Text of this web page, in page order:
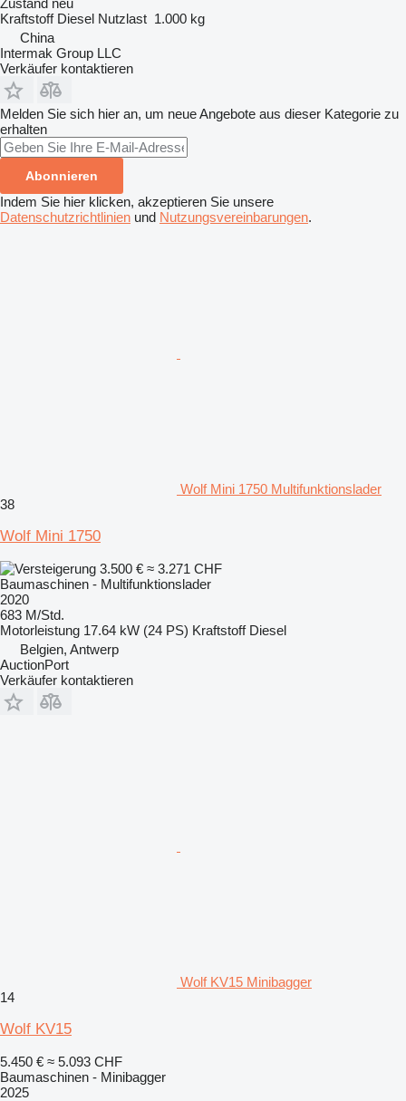
Zustand neu
Kraftstoff Diesel Nutzlast 1.000 kg
China
Intermak Group LLC
Verkäufer kontaktieren
Melden Sie sich hier an, um neue Angebote aus dieser Kategorie zu
erhalten
Abonnieren
Indem Sie hier klicken, akzeptieren Sie unsere
Datenschutzrichtlinien und Nutzungsvereinbarungen.
Wolf Mini 1750 Multifunktionslader
38
Wolf Mini 1750
3.500 € ≈ 3.271 CHF
Baumaschinen - Multifunktionslader
2020
683 M/Std.
Motorleistung 17.64 kW (24 PS) Kraftstoff Diesel
Belgien, Antwerp
AuctionPort
Verkäufer kontaktieren
Wolf KV15 Minibagger
14
Wolf KV15
5.450 € ≈ 5.093 CHF
Baumaschinen - Minibagger
2025